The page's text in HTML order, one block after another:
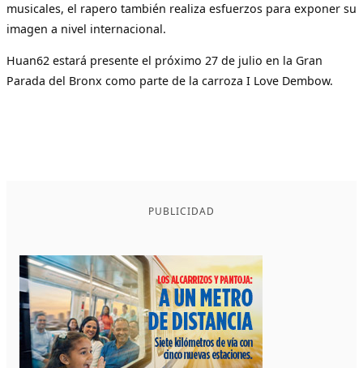
musicales, el rapero también realiza esfuerzos para exponer su
imagen a nivel internacional.
Huan62 estará presente el próximo 27 de julio en la Gran
Parada del Bronx como parte de la carroza I Love Dembow.
PUBLICIDAD